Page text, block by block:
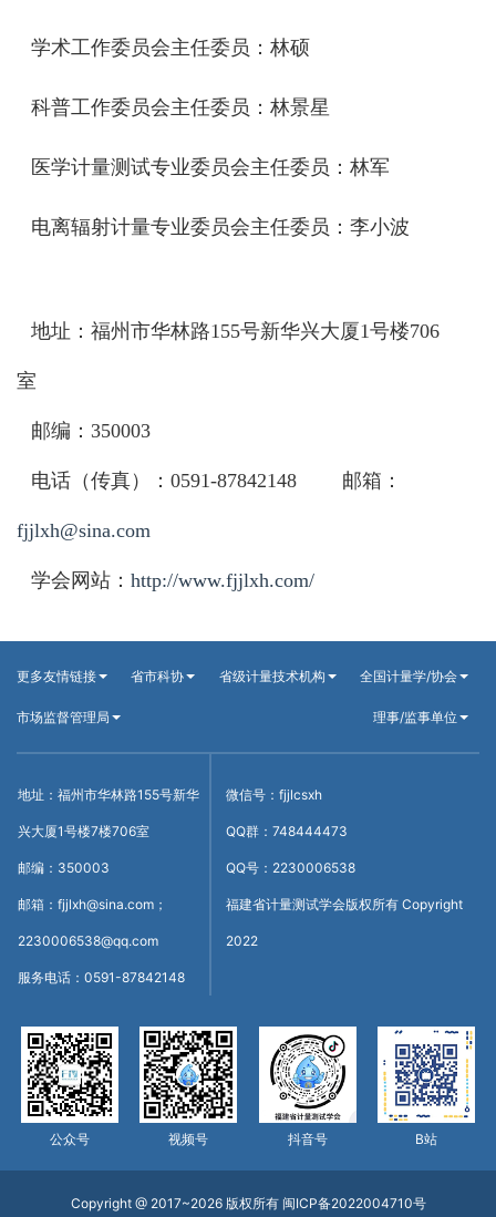
学术工作委员会主任委员：林硕
科普工作委员会主任委员：林景星
医学计量测试专业委员会主任委员：林军
电离辐射计量专业委员会主任委员：李小波
地址：福州市华林路155号新华兴大厦1号楼706
室
邮编：350003
电话（传真）：0591-87842148 邮箱：
fjjlxh@sina.com
学会网站：http://www.fjjlxh.com/
更多友情链接 省市科协 省级计量技术机构 全国计量学/协会
市场监督管理局 理事/监事单位
地址：福州市华林路155号新华
兴大厦1号楼7楼706室
邮编：350003
邮箱：fjjlxh@sina.com；
2230006538@qq.com
服务电话：0591-87842148
微信号：fjjlcsxh
QQ群：748444473
QQ号：2230006538
福建省计量测试学会版权所有 Copyright
2022
公众号 视频号 抖音号 B站
Copyright @ 2017~2026 版权所有 闽ICP备2022004710号